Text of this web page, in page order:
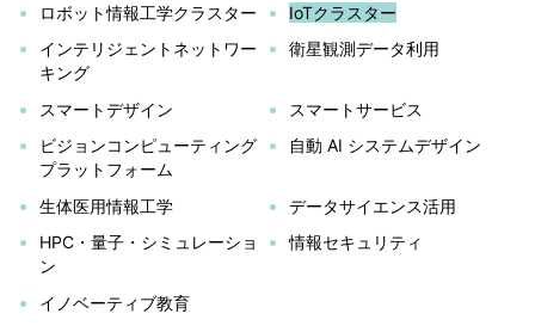
ロボット情報工学クラスター
IoTクラスター
インテリジェントネットワー
キング
衛星観測データ利用
スマートデザイン
スマートサービス
ビジョンコンピューティング
プラットフォーム
自動 AI システムデザイン
生体医用情報工学
データサイエンス活用
HPC・量子・シミュレーショ
ン
情報セキュリティ
イノベーティブ教育